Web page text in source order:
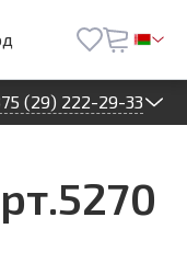
(29) 222-29-33